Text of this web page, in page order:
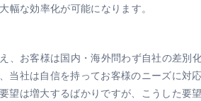
な効率化が可能になります。
お客様は国内・海外問わず自社の差別
社は自信を持ってお客様のニーズに対
は増大するばかりですが、こうした要